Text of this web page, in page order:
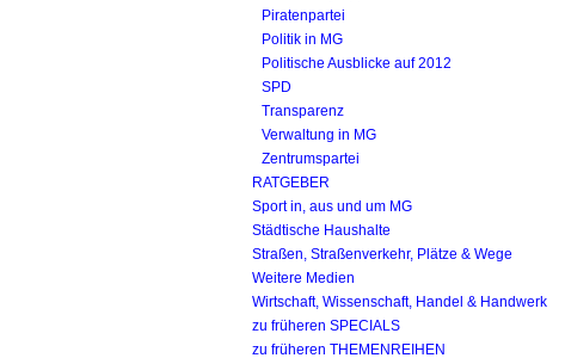
Piratenpartei
Politik in MG
Politische Ausblicke auf 2012
SPD
Transparenz
Verwaltung in MG
Zentrumspartei
RATGEBER
Sport in, aus und um MG
Städtische Haushalte
Straßen, Straßenverkehr, Plätze & Wege
Weitere Medien
Wirtschaft, Wissenschaft, Handel & Handwerk
zu früheren SPECIALS
zu früheren THEMENREIHEN